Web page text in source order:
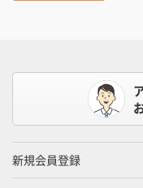
新規会員登録